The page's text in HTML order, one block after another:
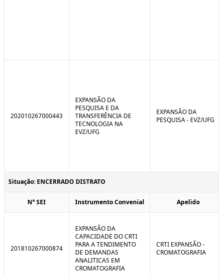
202010267000443
EXPANSÃO DA
PESQUISA E DA
TRANSFERÊNCIA DE
TECNOLOGIA NA
EVZ/UFG
EXPANSÃO DA
PESQUISA - EVZ/UFG
Situação: ENCERRADO DISTRATO
N° SEI Instrumento Convenial Apelido
201810267000874
EXPANSÃO DA
CAPACIDADE DO CRTI
PARA A TENDIMENTO
DE DEMANDAS
ANALITICAS EM
CROMATOGRAFIA
CRTI EXPANSÃO -
CROMATOGRAFIA